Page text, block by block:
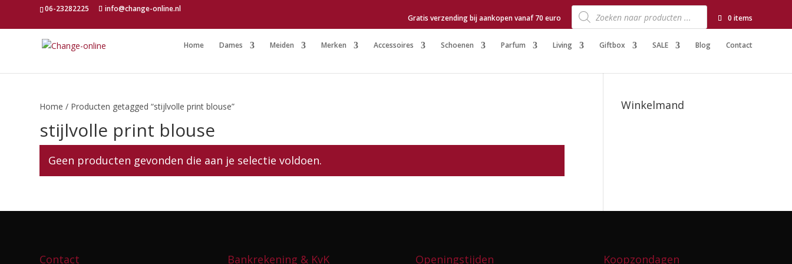
06-23282225
info@change-online.nl
Gratis verzending bij aankopen vanaf 70 euro
Producten
zoeken 0 items
Home Dames Meiden Merken Accessoires Schoenen Parfum Living Giftbox SALE Blog Contact
Home / Producten getagged “stijlvolle print blouse”
stijlvolle print blouse
Geen producten gevonden die aan je selectie voldoen.
Winkelmand
Contact Bankrekening & KvK Openingstijden Koopzondagen